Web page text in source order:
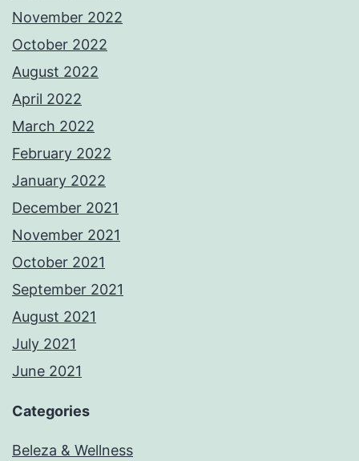
November 2022
October 2022
August 2022
April 2022
March 2022
February 2022
January 2022
December 2021
November 2021
October 2021
September 2021
August 2021
July 2021
June 2021
Categories
Beleza & Wellness